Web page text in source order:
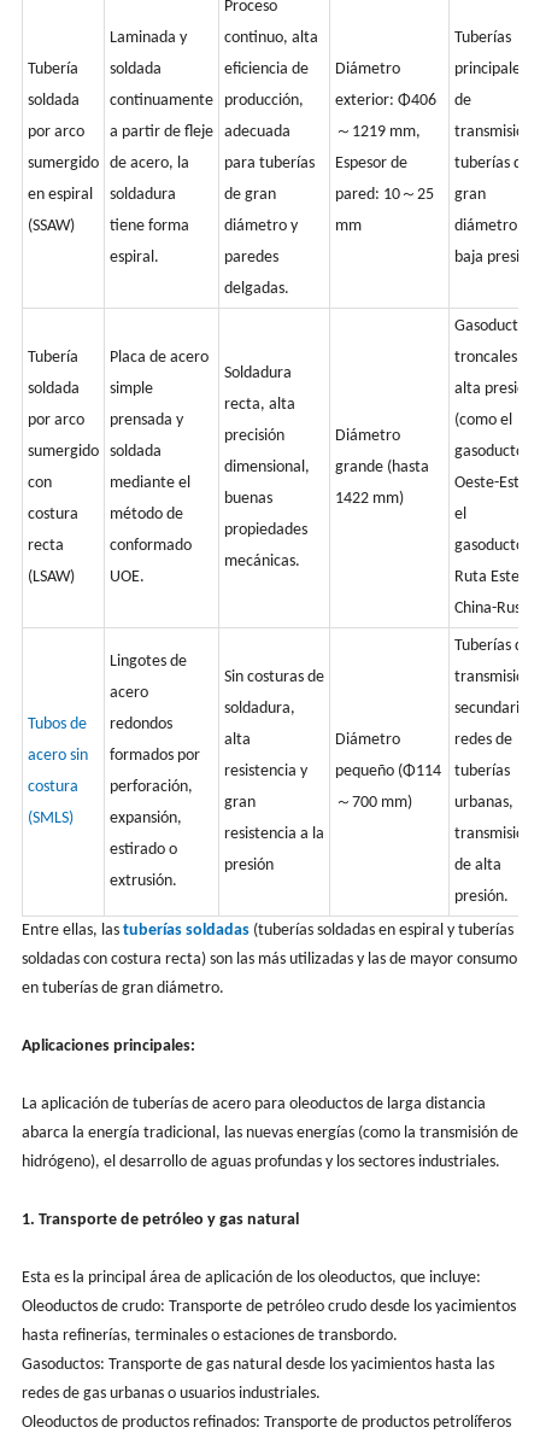
Tubería
soldada
por arco
sumergido
en espiral
(SSAW)
Laminada y
soldada
continuamente
a partir de fleje
de acero, la
soldadura
tiene forma
espiral.
Proceso
continuo, alta
eficiencia de
producción,
adecuada
para tuberías
de gran
diámetro y
paredes
delgadas.
Diámetro
exterior: Φ406
～1219 mm,
Espesor de
pared: 10～25
mm
Tuberías
principales
de
transmisión,
tuberías de
gran
diámetro y
baja presión
Tubería
soldada
por arco
sumergido
con
costura
recta
(LSAW)
Placa de acero
simple
prensada y
soldada
mediante el
método de
conformado
UOE.
Soldadura
recta, alta
precisión
dimensional,
buenas
propiedades
mecánicas.
Diámetro
grande (hasta
1422 mm)
Gasoductos
troncales de
alta presión
(como el
gasoducto
Oeste-Este y
el
gasoducto
Ruta Este
China-Rusia)
Tubos de
acero sin
costura
(SMLS)
Lingotes de
acero
redondos
formados por
perforación,
expansión,
estirado o
extrusión.
Sin costuras de
soldadura,
alta
resistencia y
gran
resistencia a la
presión
Diámetro
pequeño (Φ114
～700 mm)
Tuberías de
transmisión
secundarias,
redes de
tuberías
urbanas,
transmisión
de alta
presión.
Entre ellas, las tuberías soldadas(tuberías soldadas en espiral y tuberías
soldadas con costura recta) son las más utilizadas y las de mayor consumo
en tuberías de gran diámetro.
Aplicaciones principales:
La aplicación de tuberías de acero para oleoductos de larga distancia
abarca la energía tradicional, las nuevas energías (como la transmisión de
hidrógeno), el desarrollo de aguas profundas y los sectores industriales.
1. Transporte de petróleo y gas natural
Esta es la principal área de aplicación de los oleoductos, que incluye:
Oleoductos de crudo: Transporte de petróleo crudo desde los yacimientos
hasta refinerías, terminales o estaciones de transbordo.
Gasoductos: Transporte de gas natural desde los yacimientos hasta las
redes de gas urbanas o usuarios industriales.
Oleoductos de productos refinados: Transporte de productos petrolíferos